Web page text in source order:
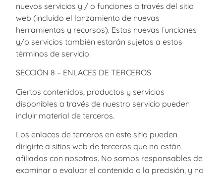
nuevos servicios y / o funciones a través del sitio
web (incluido el lanzamiento de nuevas
herramientas y recursos). Estas nuevas funciones
y/o servicios también estarán sujetos a estos
términos de servicio.
SECCIÓN 8 – ENLACES DE TERCEROS
Ciertos contenidos, productos y servicios
disponibles a través de nuestro servicio pueden
incluir material de terceros.
Los enlaces de terceros en este sitio pueden
dirigirte a sitios web de terceros que no están
afiliados con nosotros. No somos responsables de
examinar o evaluar el contenido o la precisión, y no